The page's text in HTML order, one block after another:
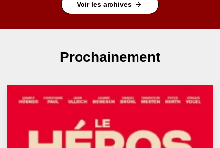
Voir les archives
Prochainement